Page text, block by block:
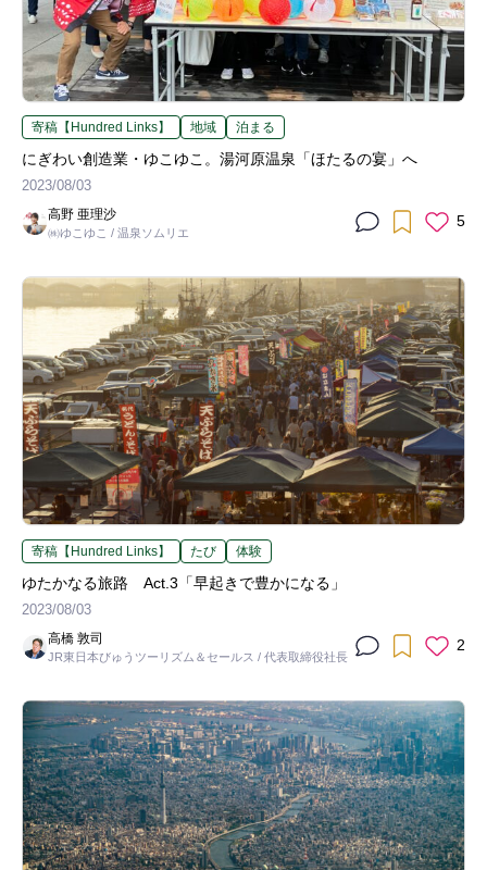
寄稿【Hundred Links】 地域 泊まる
にぎわい創造業・ゆこゆこ。湯河原温泉「ほたるの宴」へ
2023/08/03
高野 亜理沙
㈱ゆこゆこ / 温泉ソムリエ
5
寄稿【Hundred Links】 たび 体験
ゆたかなる旅路 Act.3「早起きで豊かになる」
2023/08/03
高橋 敦司
JR東日本びゅうツーリズム＆セールス / 代表取締役社長
2